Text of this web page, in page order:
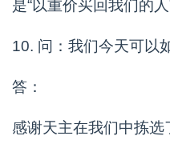
是“以重价买回我们的人
10. 问：我们今天可以
答：
感谢天主在我们中拣